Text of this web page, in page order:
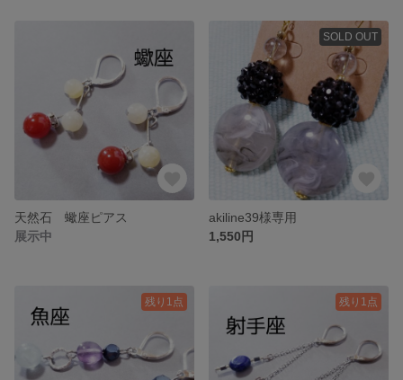
天然石 蠍座ピアス
展示中
SOLD OUT
akiline39様専用
1,550円
残り1点 残り1点